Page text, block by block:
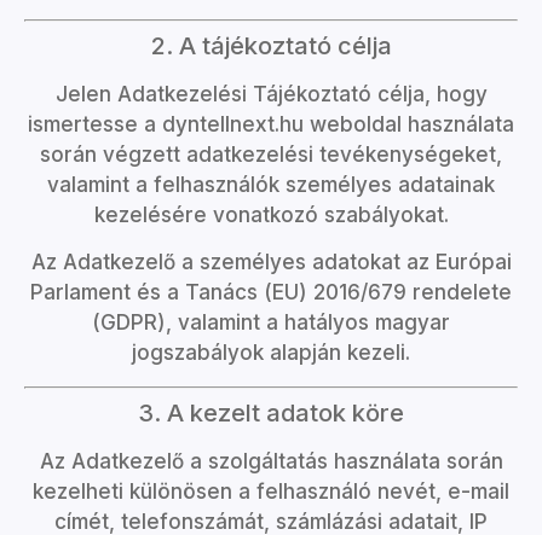
2. A tájékoztató célja
Jelen Adatkezelési Tájékoztató célja, hogy
ismertesse a dyntellnext.hu weboldal használata
során végzett adatkezelési tevékenységeket,
valamint a felhasználók személyes adatainak
kezelésére vonatkozó szabályokat.
Az Adatkezelő a személyes adatokat az Európai
Parlament és a Tanács (EU) 2016/679 rendelete
(GDPR), valamint a hatályos magyar
jogszabályok alapján kezeli.
3. A kezelt adatok köre
Az Adatkezelő a szolgáltatás használata során
kezelheti különösen a felhasználó nevét, e-mail
címét, telefonszámát, számlázási adatait, IP